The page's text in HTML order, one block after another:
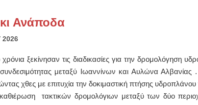
Ανάποδα
2026
ξεκίνησαν τις διαδικασίες για την δρομολόγηση
μεταξύ Ιωαννίνων και Αυλώνα
χθες με επιτυχία την δοκιμαστική πτήσης
τακτικών δρομολόγιων μεταξύ των δύο